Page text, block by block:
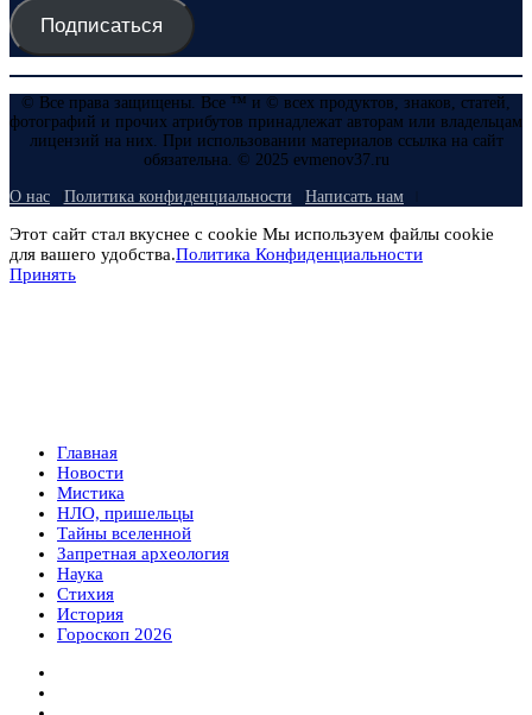
Подписаться
© Все права защищены. Все ™ и © всех продуктов, знаков, статей,
фотографий и прочих атрибутов принадлежат авторам или владельцам
лицензий на них. При использовании материалов ссылка на сайт
обязательна. © 2025 evmenov37.ru
О нас Политика конфиденциальности Написать нам
Этот сайт стал вкуснее с cookie Мы используем файлы cookie
для вашего удобства.Политика Конфиденциальности
Принять
Главная
Новости
Мистика
НЛО, пришельцы
Тайны вселенной
Запретная археология
Наука
Стихия
История
Гороскоп 2026